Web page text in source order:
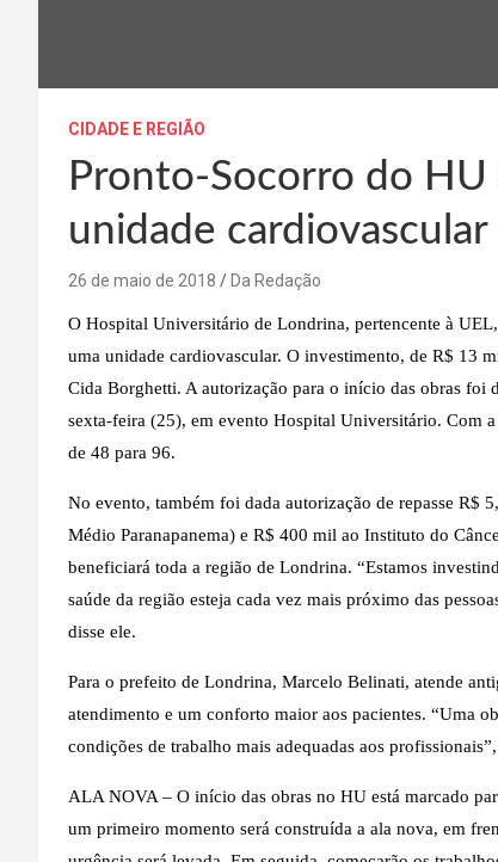
CIDADE E REGIÃO
Pronto-Socorro do
unidade cardiovascular
26 de maio de 2018 Da Redação
O Hospital Universitário de Londrina, pertencente à
uma unidade cardiovascular. O investimento, de R$ 13
Cida Borghetti. A autorização para o início das obras foi
sexta-feira (25), em evento Hospital Universitário. Com
de 48 para 96.
No evento, também foi dada autorização de repasse R$
Médio Paranapanema) e R$ 400 mil ao Instituto do
beneficiará toda a região de Londrina. “Estamos
saúde da região esteja cada vez mais próximo das
disse ele.
Para o prefeito de Londrina, Marcelo Belinati, atende
atendimento e um conforto maior aos pacientes. “Uma
condições de trabalho mais adequadas aos
ALA NOVA – O início das obras no HU está marcado
um primeiro momento será construída a ala nova, em